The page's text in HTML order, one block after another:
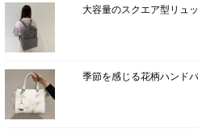
大容量のスクエア型リュ
季節を感じる花柄ハンド